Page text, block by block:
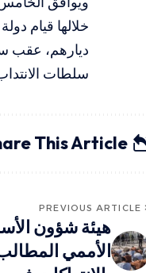
ديارهم، عقب
سلطات
This Article
PREVIOUS ARTICLE
هيئة شؤون
الأممي